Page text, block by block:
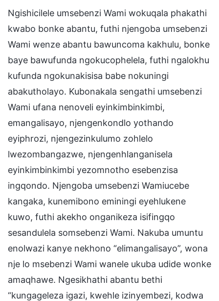
Ngishicilele umsebenzi Wami wokuqala phakathi
kwabo bonke abantu, futhi njengoba umsebenzi
Wami wenze abantu bawuncoma kakhulu, bonke
baye bawufunda ngokucophelela, futhi ngalokhu
kufunda ngokunakisisa babe nokuningi
abakutholayo. Kubonakala sengathi umsebenzi
Wami ufana nenoveli eyinkimbinkimbi,
emangalisayo, njengenkondlo yothando
eyiphrozi, njengezinkulumo zohlelo
lwezombangazwe, njengenhlanganisela
eyinkimbinkimbi yezomnotho esebenzisa
ingqondo. Njengoba umsebenzi Wamiucebe
kangaka, kunemibono eminingi eyehlukene
kuwo, futhi akekho onganikeza isifingqo
sesandulela somsebenzi Wami. Nakuba umuntu
enolwazi kanye nekhono “elimangalisayo”, wona
nje lo msebenzi Wami wanele ukuba udide wonke
amaqhawe. Ngesikhathi abantu bethi
“kungageleza igazi, kwehle izinyembezi, kodwa